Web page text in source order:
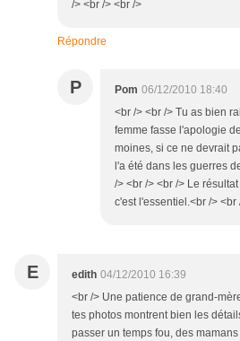
/> <br /> <br />
Répondre
P Pom 06/12/2010 18:40
<br /> <br /> Tu as bien
femme fasse l'apologie
moines, si ce ne devrait
l'a été dans les guerres
/> <br /> <br /> Le
c'est l'essentiel.<br /> <br
E edith 04/12/2010 16:39
<br /> Une patience de grand-
tes photos montrent bien les
passer un temps fou, des